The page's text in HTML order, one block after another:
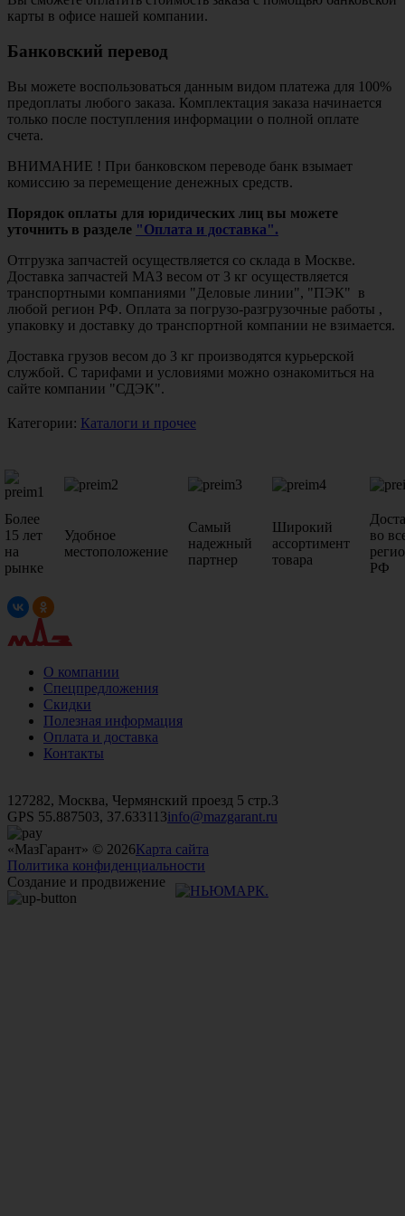
карты в офисе нашей компании.
Банковский перевод
Вы можете воспользоваться данным видом платежа для 100%
предоплаты любого заказа. Комплектация заказа начинается
только после поступления информации о полной оплате
счета.
ВНИМАНИЕ ! При банковском переводе банк взымает
комиссию за перемещение денежных средств.
Порядок оплаты для юридических лиц вы можете
уточнить в разделе "Оплата и доставка".
Отгрузка запчастей осуществляется со склада в Москве.
Доставка запчастей МАЗ весом от 3 кг осуществляется
транспортными компаниями "Деловые линии", "ПЭК" в
любой регион РФ. Оплата за погрузо-разгрузочные работы ,
упаковку и доставку до транспортной компании не взимается.
Доставка грузов весом до 3 кг производятся курьерской
службой. С тарифами и условиями можно ознакомиться на
сайте компании "СДЭК".
Категории: Каталоги и прочее
Более
15 лет
на
рынке
Удобное
местоположение
Самый
надежный
партнер
Широкий
ассортимент
товара
во
РФ
О компании
Спецпредложения
Скидки
Полезная информация
Оплата и доставка
Контакты
127282, Москва, Чермянский проезд 5 стр.3
GPS 55.887503, 37.633113info@mazgarant.ru
«МазГарант» © 2026Карта сайта
Политика конфиденциальности
Создание и продвижение